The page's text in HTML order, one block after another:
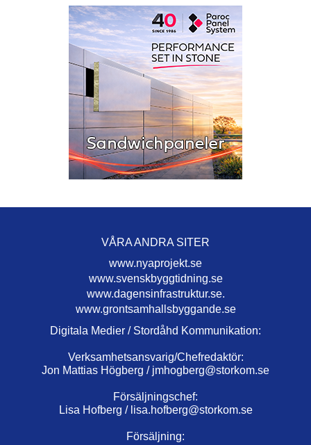
VÅRA ANDRA SITER
www.nyaprojekt.se
www.svenskbyggtidning.se
www.dagensinfrastruktur.se.
www.grontsamhallsbyggande.se
Digitala Medier / Stordåhd Kommunikation:
Verksamhetsansvarig/Chefredaktör:
Jon Mattias Högberg / jmhogberg@storkom.se
Försäljningschef:
Lisa Hofberg / lisa.hofberg@storkom.se
Försäljning: